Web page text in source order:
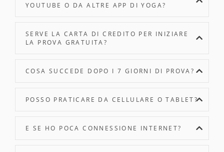
YOUTUBE O DA ALTRE APP DI YOGA?
SERVE LA CARTA DI CREDITO PER INIZIARE
LA PROVA GRATUITA?
COSA SUCCEDE DOPO I 7 GIORNI DI PROVA?
POSSO PRATICARE DA CELLULARE O TABLET?
E SE HO POCA CONNESSIONE INTERNET?